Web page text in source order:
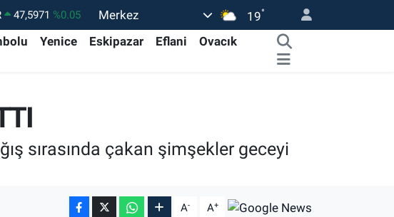
47,5971 %0.05
55,1336 %0.18
64.475,47 %0.66
Merkez 19°
Yenice Eskipazar Eflani
Ovacık
sırasında çakan şimşekler geceyi
A- A+